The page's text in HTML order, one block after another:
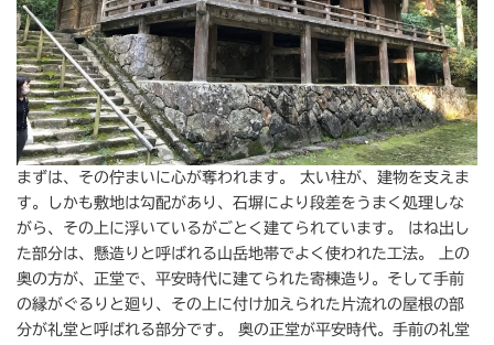
まずは、その佇まいに心が奪われます。 太い柱が、建物を支えま
す。しかも敷地は勾配があり、石塀により段差をうまく処理しな
がら、その上に浮いているがごとく建てられています。 はね出し
た部分は、懸造りと呼ばれる山岳地帯でよく使われた工法。 上の
奥の方が、正堂で、平安時代に建てられた寄棟造り。そして手前
の縁がぐるりと廻り、その上に付け加えられた片流れの屋根の部
分が礼堂と呼ばれる部分です。 奥の正堂が平安時代。手前の礼堂